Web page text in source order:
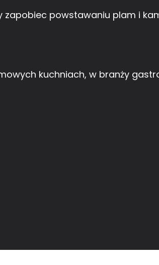
powstawaniu plam i
kuchniach, w branży